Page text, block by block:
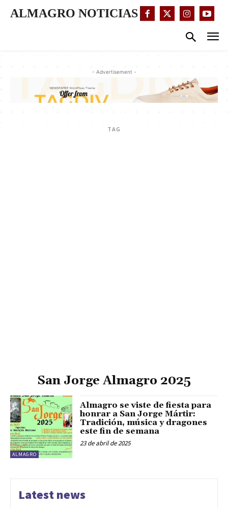
ALMAGRO NOTICIAS
- Advertisement -
TAG
San Jorge Almagro 2025
ALMAGRO
Almagro se viste de fiesta para
honrar a San Jorge Mártir:
Tradición, música y dragones
este fin de semana
23 de abril de 2025
Latest news